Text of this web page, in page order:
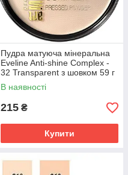
Пудра матуюча мінеральна
Eveline Anti-shine Complex -
32 Transparent з шовком 59 г
(5901761904482)
В наявності
215 ₴
Купити